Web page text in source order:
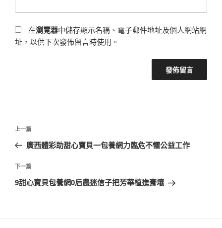
在瀏覽器中儲存顯示名稱、電子郵件地址及個人網站網
址，以供下次發佈留言時使用。
文
導
覽
上
一
文
章
上一篇
廣西體彩助甜心寶貝一包養網力臨危不懼公益工作
下
一
下一篇
9甜心寶貝包養網0后農迷信子把芳華植進膏壤